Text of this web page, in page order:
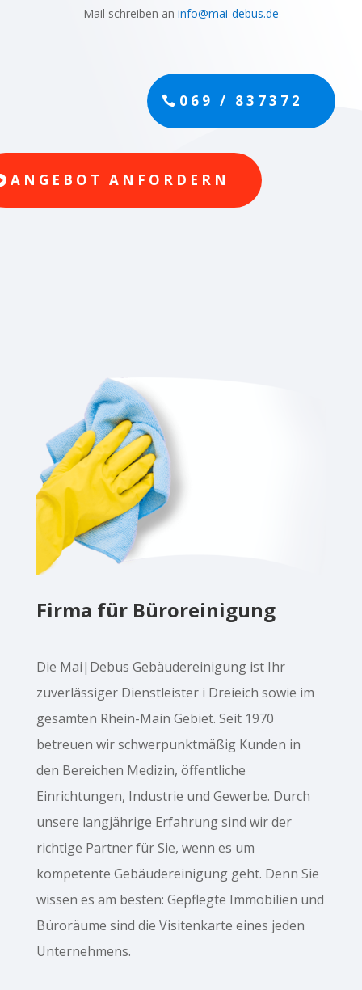
Mail schreiben an info@mai-debus.de
069 / 837372
ANGEBOT ANFORDERN
Firma für Büroreinigung
Die Mai|Debus Gebäudereinigung ist Ihr
zuverlässiger Dienstleister i Dreieich sowie im
gesamten Rhein-Main Gebiet. Seit 1970
betreuen wir schwerpunktmäßig Kunden in
den Bereichen Medizin, öffentliche
Einrichtungen, Industrie und Gewerbe. Durch
unsere langjährige Erfahrung sind wir der
richtige Partner für Sie, wenn es um
kompetente Gebäudereinigung geht. Denn Sie
wissen es am besten: Gepflegte Immobilien und
Büroräume sind die Visitenkarte eines jeden
Unternehmens.